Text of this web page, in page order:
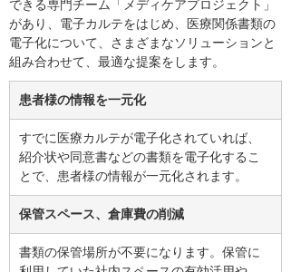
できる専門チーム「メディケアプロジェクト」
があり、電子カルテをはじめ、医療関係書類の
電子化について、さまざまなソリューションと
組み合わせて、最適な提案をします。
患者様の情報を一元化
すでに医療カルテが電子化されていれば、
紹介状や同意書などの書類を電子化するこ
とで、患者様の情報が一元化されます。
保管スペース、倉庫費の削減
書類の保管場所が不要になります。保管に